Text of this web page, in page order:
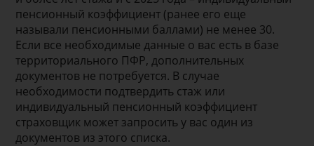
пенсионный коэффициент (ранее его еще
называли пенсионными баллами) не менее 30.
Если все необходимые данные о вас есть в базе
территориального ПФР, дополнительных
документов не потребуется. В случае
необходимости подтвердить стаж или
индивидуальный пенсионный коэффициент
страховщик может запросить у вас один из
документов из этого списка.